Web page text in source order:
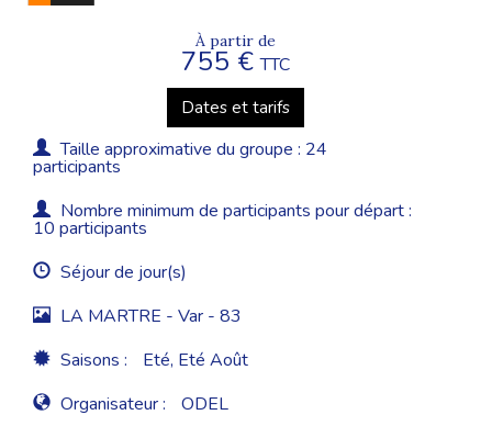
À partir de
755 €TTC
Dates et tarifs
Taille approximative du groupe : 24
participants
Nombre minimum de participants pour départ :
10 participants
Séjour de jour(s)
LA MARTRE - Var - 83
Saisons :
Eté, Eté Août
Organisateur :
ODEL